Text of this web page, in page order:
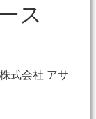
ス
式会社 アサ